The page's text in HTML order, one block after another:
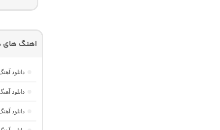
اهنگ های
دانلود آهنگ موزیک باکس 40
دانلود آهنگ کدنس 3 “ریمیکس طولانی
دانلود آهنگ پاسپورت 155